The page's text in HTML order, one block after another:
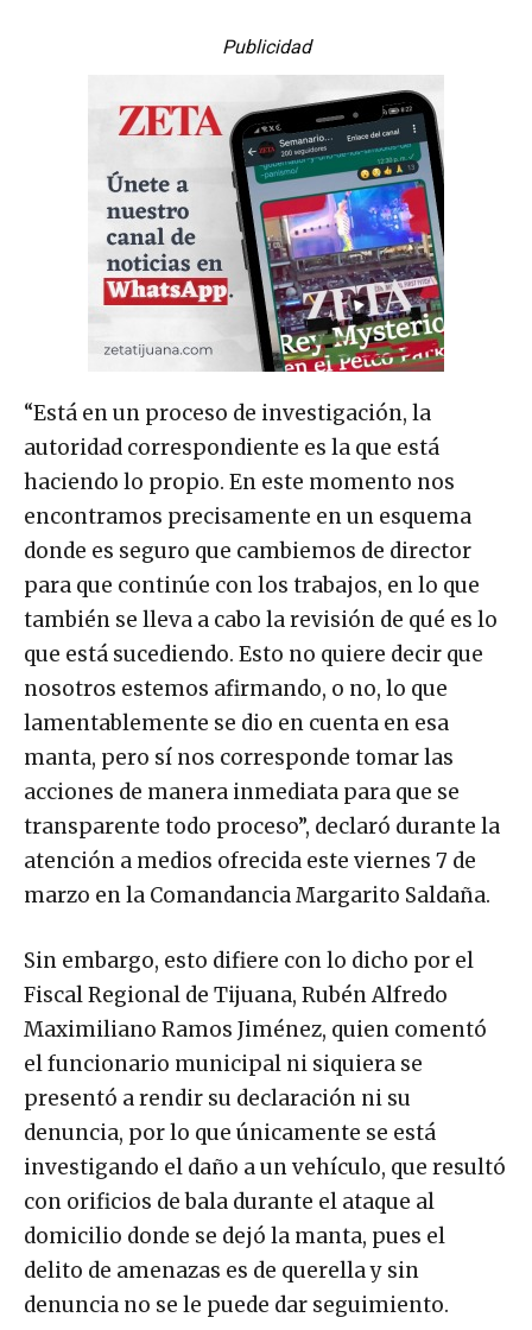
Publicidad
“Está en un proceso de investigación, la
autoridad correspondiente es la que está
haciendo lo propio. En este momento nos
encontramos precisamente en un esquema
donde es seguro que cambiemos de director
para que continúe con los trabajos, en lo que
también se lleva a cabo la revisión de qué es lo
que está sucediendo. Esto no quiere decir que
nosotros estemos afirmando, o no, lo que
lamentablemente se dio en cuenta en esa
manta, pero sí nos corresponde tomar las
acciones de manera inmediata para que se
transparente todo proceso”, declaró durante la
atención a medios ofrecida este viernes 7 de
marzo en la Comandancia Margarito Saldaña.
Sin embargo, esto difiere con lo dicho por el
Fiscal Regional de Tijuana, Rubén Alfredo
Maximiliano Ramos Jiménez, quien comentó
el funcionario municipal ni siquiera se
presentó a rendir su declaración ni su
denuncia, por lo que únicamente se está
investigando el daño a un vehículo, que resultó
con orificios de bala durante el ataque al
domicilio donde se dejó la manta, pues el
delito de amenazas es de querella y sin
denuncia no se le puede dar seguimiento.